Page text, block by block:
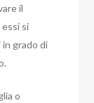
il
essi si
grado di
o